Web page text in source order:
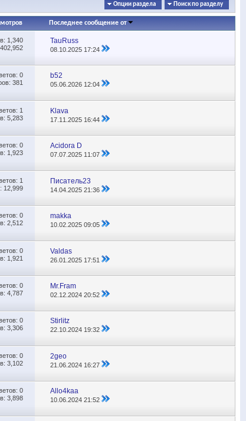
Опции раздела Поиск по разделу
Последнее сообщение от
1,340
TauRuss
08.10.2025 17:24
0
381
b52
05.06.2026 12:04
1
5,283
Klava
17.11.2025 16:44
0
1,923
Acidora D
07.07.2025 11:07
1
12,999
Писатель23
14.04.202521:36
0
2,512
makka
10.02.202509:05
0
1,921
Valdas
26.01.2025 17:51
0
4,787
Mr.Fram
02.12.202420:52
0
3,306
Stirlitz
22.10.202419:32
0
3,102
2geo
21.06.2024 16:27
0
3,898
Allo4kaa
10.06.202421:52